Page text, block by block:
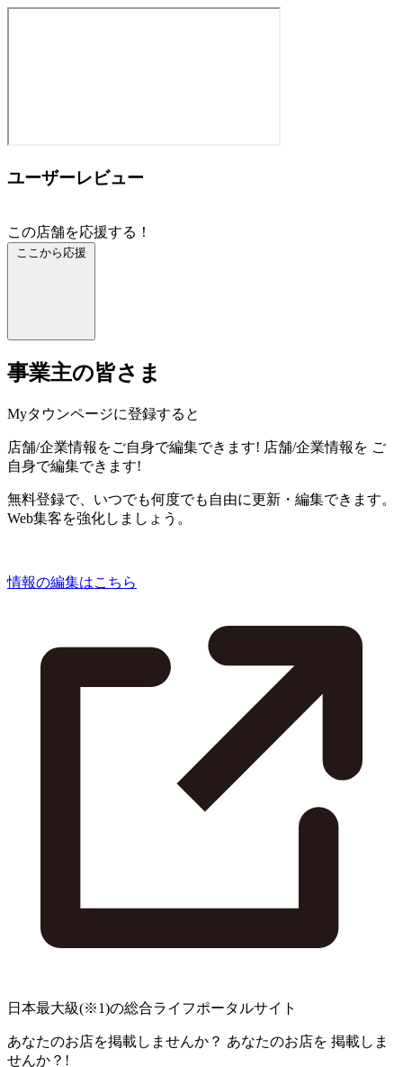
ユーザーレビュー
この店舗を応援する！
ここから応援
事業主の皆さま
Myタウンページに登録すると
店舗/企業情報をご自身で編集できます! 店舗/企業情報を ご
自身で編集できます!
無料登録で、いつでも何度でも自由に更新・編集できます。
Web集客を強化しましょう。
情報の編集はこちら
日本最大級(※1)の総合ライフポータルサイト
あなたのお店を掲載しませんか？ あなたのお店を 掲載しま
せんか？!